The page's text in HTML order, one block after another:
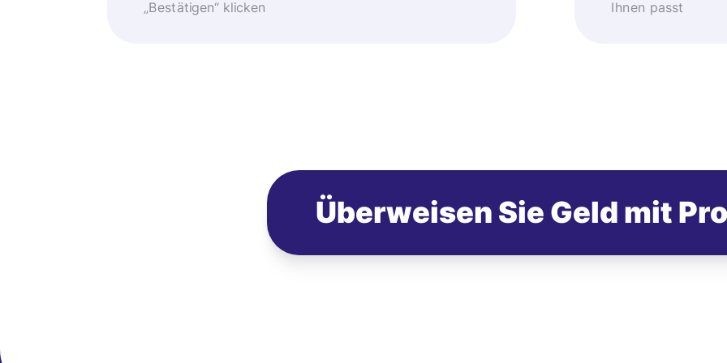
„Bestätigen“ klicken Ihnen passt
Überweisen Sie Geld mit